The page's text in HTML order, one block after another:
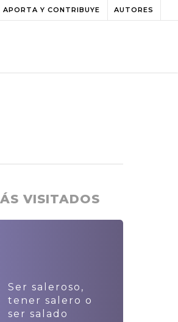
APORTA Y CONTRIBUYE AUTORES
VISITADOS
Ser saleroso,
tener salero o
ser salado